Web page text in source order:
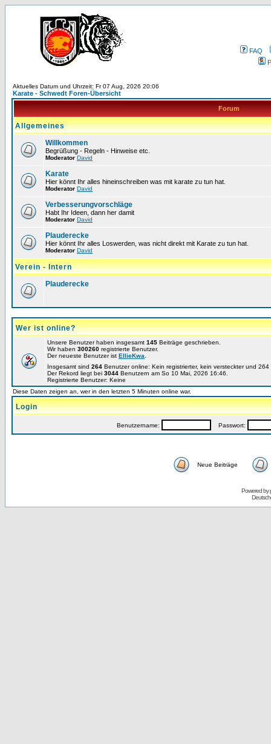
FAQ
Aktuelles Datum und Uhrzeit: Fr 07 Aug, 2026 20:06
Karate - Schwedt Foren-Übersicht
Forum
Allgemeines
Willkommen
Begrüßung - Regeln - Hinweise etc.
Moderator David
Karate
Hier könnt Ihr alles hineinschreiben was mit karate zu tun hat.
Moderator David
Verbesserungvorschläge
Habt Ihr Ideen, dann her damit
Moderator David
Plauderecke
Hier könnt Ihr alles Loswerden, was nicht direkt mit Karate zu tun hat.
Moderator David
Verein - Intern
Plauderecke
Wer ist online?
Unsere Benutzer haben insgesamt 145 Beiträge geschrieben.
Wir haben 300260 registrierte Benutzer.
Der neueste Benutzer ist EllieKwa
Insgesamt sind 264 Benutzer online: Kein registrierter, kein versteckter und
Der Rekord liegt bei 3044 Benutzern am So 10 Mai, 2026 16:46.
Registrierte Benutzer: Keine
Diese Daten zeigen an, wer in den letzten 5 Minuten online war.
Login
Benutzername: Passwort:
Neue Beiträge
Powered by